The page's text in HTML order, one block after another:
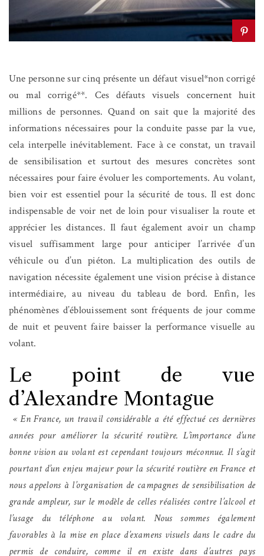
Une personne sur cinq présente un défaut visuel*non corrigé
ou mal corrigé**. Ces défauts visuels concernent huit
millions de personnes. Quand on sait que la majorité des
informations nécessaires pour la conduite passe par la vue,
cela interpelle inévitablement. Face à ce constat, un travail
de sensibilisation et surtout des mesures concrètes sont
nécessaires pour faire évoluer les comportements. Au volant,
bien voir est essentiel pour la sécurité de tous. Il est donc
indispensable de voir net de loin pour visualiser la route et
apprécier les distances. Il faut également avoir un champ
visuel suffisamment large pour anticiper l’arrivée d’un
véhicule ou d’un piéton. La multiplication des outils de
navigation nécessite également une vision précise à distance
intermédiaire, au niveau du tableau de bord. Enfin, les
phénomènes d’éblouissement sont fréquents de jour comme
de nuit et peuvent faire baisser la performance visuelle au
volant.
Le point de vue
d’Alexandre Montague
« En France, un travail considérable a été effectué ces dernières
années pour améliorer la sécurité routière. L’importance d’une
bonne vision au volant est cependant toujours méconnue. Il s’agit
pourtant d’un enjeu majeur pour la sécurité routière en France et
nous appelons à l’organisation de campagnes de sensibilisation de
grande ampleur, sur le modèle de celles réalisées contre l’alcool et
l’usage du téléphone au volant. Nous sommes également
favorables à la mise en place d’examens visuels dans le cadre du
permis de conduire, comme il en existe dans d’autres pays